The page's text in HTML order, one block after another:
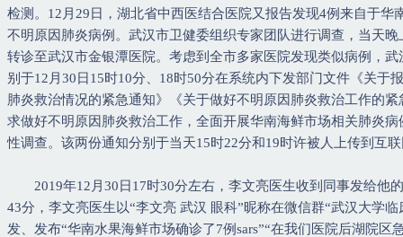
检测。12月29日，湖北省中西医结合医院又报告发现4例来自于华
不明原因肺炎病例。武汉市卫健委组织专家团队进行调查，当天晚
转诊至武汉市金银潭医院。考虑到全市多家医院发现类似病例，武
别于12月30日15时10分、18时50分在系统内下发部门文件《关于
肺炎救治情况的紧急通知》《关于做好不明原因肺炎救治工作的紧
求做好不明原因肺炎救治工作，全面开展华南海鲜市场相关肺炎病
性调查。该两份通知分别于当天15时22分和19时许被人上传到互
2019年12月30日17时30分左右，李文亮医生收到同事发给他
43分，李文亮医生以“李文亮 武汉 眼科”昵称在微信群“武汉大学临
发、发布“华南水果海鲜市场确诊了7例sars”“在我们医院后湖院区